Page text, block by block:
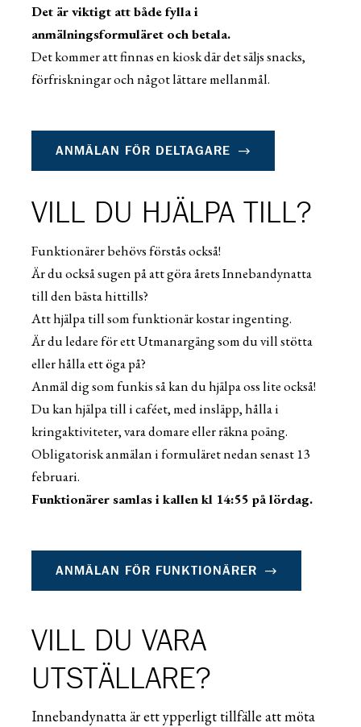
Det är viktigt att både fylla i
anmälningsformuläret och betala.
Det kommer att finnas en kiosk där det säljs snacks,
förfriskningar och något lättare mellanmål.
ANMÄLAN FÖR DELTAGARE
VILL DU HJÄLPA TILL?
Funktionärer behövs förståsockså!
Är du också sugen på att göra årets Innebandynatta
till den bästa hittills?
Att hjälpa till som funktionär kostar ingenting.
Är du ledare för ett Utmanargäng som du vill stötta
eller hålla ett öga på?
Anmäl dig som funkis så kan du hjälpa oss lite också!
Du kan hjälpa till i caféet, med insläpp, hålla i
kringaktiviteter, vara domareellerräkna poäng.
Obligatorisk anmälan i formuläret nedan senast 13
februari.
Funktionärer samlas i kallen kl 14:55 på lördag.
ANMÄLAN FÖR FUNKTIONÄRER
VILL DU VARA
UTSTÄLLARE?
Innebandynatta är ett ypperligt tillfälle att möta